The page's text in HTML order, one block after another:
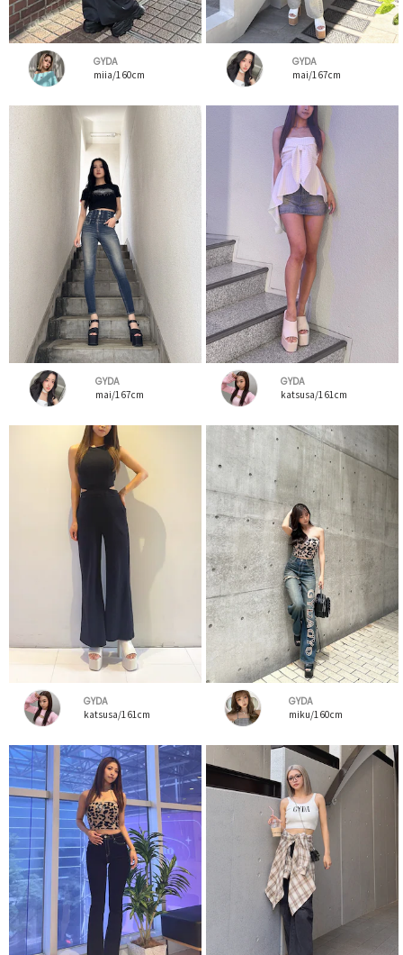
GYDA
miia/160cm
GYDA
mai/167cm
GYDA
mai/167cm
GYDA
katsusa/161cm
GYDA
katsusa/161cm
GYDA
miku/160cm